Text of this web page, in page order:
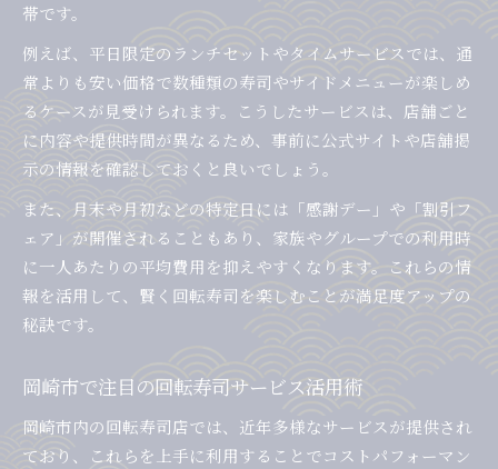
帯です。
例えば、平日限定のランチセットやタイムサービスでは、通
常よりも安い価格で数種類の寿司やサイドメニューが楽しめ
るケースが見受けられます。こうしたサービスは、店舗ごと
に内容や提供時間が異なるため、事前に公式サイトや店舗掲
示の情報を確認しておくと良いでしょう。
また、月末や月初などの特定日には「感謝デー」や「割引フ
ェア」が開催されることもあり、家族やグループでの利用時
に一人あたりの平均費用を抑えやすくなります。これらの情
報を活用して、賢く回転寿司を楽しむことが満足度アップの
秘訣です。
岡崎市で注目の回転寿司サービス活用術
岡崎市内の回転寿司店では、近年多様なサービスが提供され
ており、これらを上手に利用することでコストパフォーマン